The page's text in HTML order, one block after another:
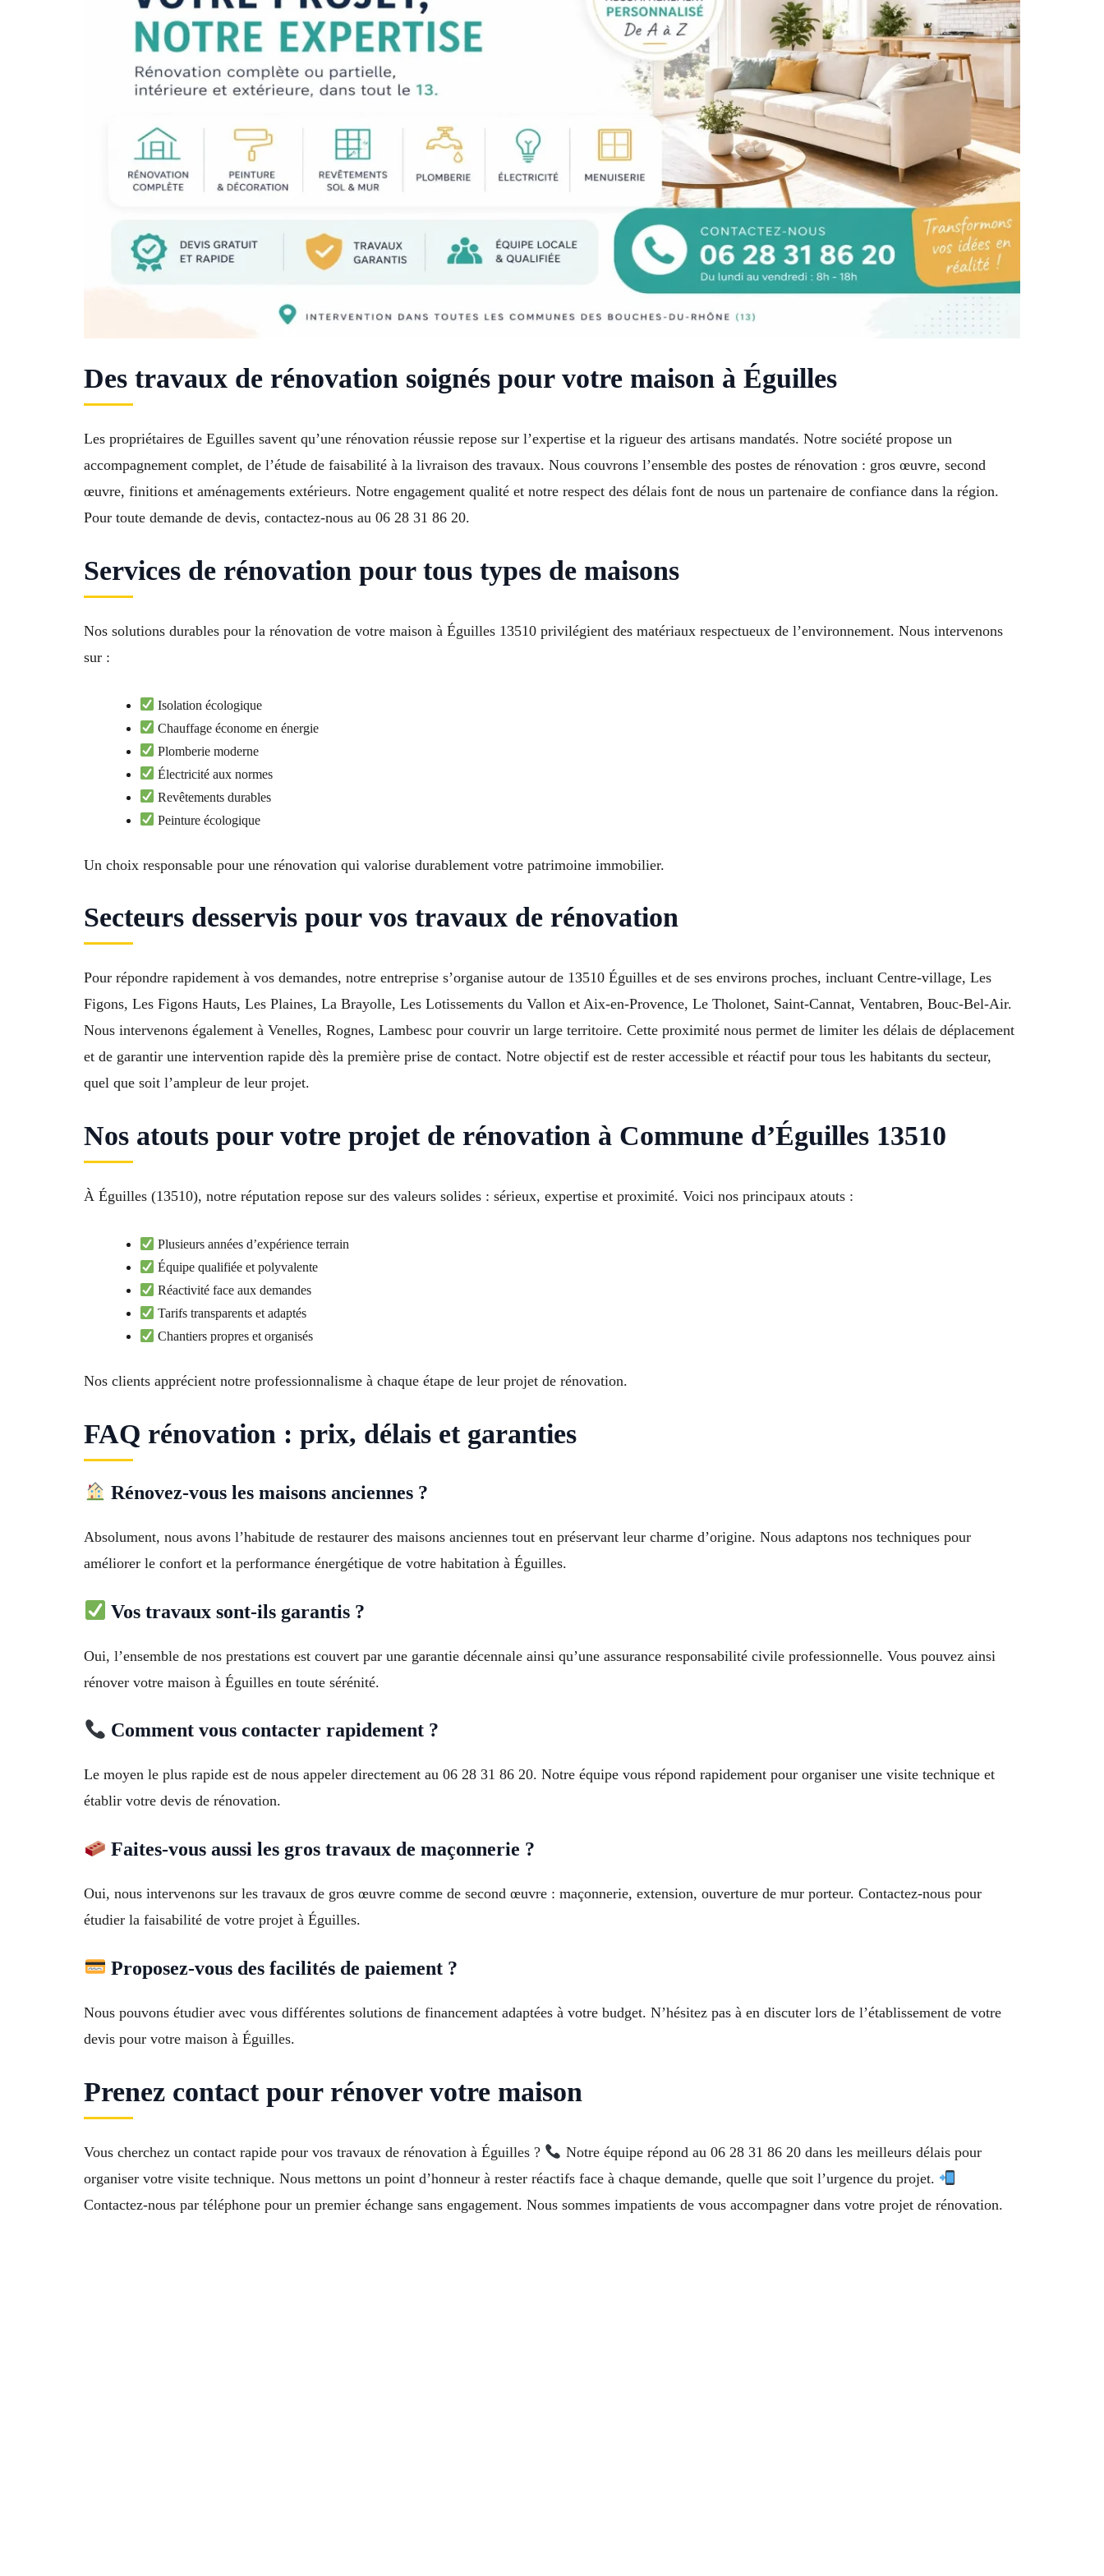
Des travaux de rénovation soignés pour votre maison à Éguilles
Les propriétaires de Eguilles savent qu’une rénovation réussie repose sur l’expertise et la rigueur des artisans mandatés. Notre société propose un
accompagnement complet, de l’étude de faisabilité à la livraison des travaux. Nous couvrons l’ensemble des postes de rénovation : gros œuvre, second
œuvre, finitions et aménagements extérieurs. Notre engagement qualité et notre respect des délais font de nous un partenaire de confiance dans la région.
Pour toute demande de devis, contactez-nous au 06 28 31 86 20.
Services de rénovation pour tous types de maisons
Nos solutions durables pour la rénovation de votre maison à Éguilles 13510 privilégient des matériaux respectueux de l’environnement. Nous intervenons
sur :
Isolation écologique
Chauffage économe en énergie
Plomberie moderne
Électricité aux normes
Revêtements durables
Peinture écologique
Un choix responsable pour une rénovation qui valorise durablement votre patrimoine immobilier.
Secteurs desservis pour vos travaux de rénovation
Pour répondre rapidement à vos demandes, notre entreprise s’organise autour de 13510 Éguilles et de ses environs proches, incluant Centre-village, Les
Figons, Les Figons Hauts, Les Plaines, La Brayolle, Les Lotissements du Vallon et Aix-en-Provence, Le Tholonet, Saint-Cannat, Ventabren, Bouc-Bel-Air.
Nous intervenons également à Venelles, Rognes, Lambesc pour couvrir un large territoire. Cette proximité nous permet de limiter les délais de déplacement
et de garantir une intervention rapide dès la première prise de contact. Notre objectif est de rester accessible et réactif pour tous les habitants du secteur,
quel que soit l’ampleur de leur projet.
Nos atouts pour votre projet de rénovation à Commune d’Éguilles 13510
À Éguilles (13510), notre réputation repose sur des valeurs solides : sérieux, expertise et proximité. Voici nos principaux atouts :
Plusieurs années d’expérience terrain
Équipe qualifiée et polyvalente
Réactivité face aux demandes
Tarifs transparents et adaptés
Chantiers propres et organisés
Nos clients apprécient notre professionnalisme à chaque étape de leur projet de rénovation.
FAQ rénovation : prix, délais et garanties
Rénovez-vous les maisons anciennes ?
Absolument, nous avons l’habitude de restaurer des maisons anciennes tout en préservant leur charme d’origine. Nous adaptons nos techniques pour
améliorer le confort et la performance énergétique de votre habitation à Éguilles.
Vos travaux sont-ils garantis ?
Oui, l’ensemble de nos prestations est couvert par une garantie décennale ainsi qu’une assurance responsabilité civile professionnelle. Vous pouvez ainsi
rénover votre maison à Éguilles en toute sérénité.
Comment vous contacter rapidement ?
Le moyen le plus rapide est de nous appeler directement au 06 28 31 86 20. Notre équipe vous répond rapidement pour organiser une visite technique et
établir votre devis de rénovation.
Faites-vous aussi les gros travaux de maçonnerie ?
Oui, nous intervenons sur les travaux de gros œuvre comme de second œuvre : maçonnerie, extension, ouverture de mur porteur. Contactez-nous pour
étudier la faisabilité de votre projet à Éguilles.
Proposez-vous des facilités de paiement ?
Nous pouvons étudier avec vous différentes solutions de financement adaptées à votre budget. N’hésitez pas à en discuter lors de l’établissement de votre
devis pour votre maison à Éguilles.
Prenez contact pour rénover votre maison
Vous cherchez un contact rapide pour vos travaux de rénovation à Éguilles ?
Notre équipe répond au 06 28 31 86 20 dans les meilleurs délais pour
organiser votre visite technique. Nous mettons un point d’honneur à rester réactifs face à chaque demande, quelle que soit l’urgence du projet.
Contactez-nous par téléphone pour un premier échange sans engagement. Nous sommes impatients de vous accompagner dans votre projet de rénovation.